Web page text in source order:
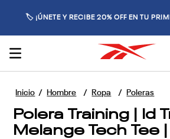
🚚 ENVÍO GRATIS POR COMPRAS
Hombre Ropa Poleras
Polera Training | Id
Melange Tech Tee